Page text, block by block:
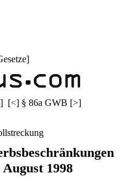
]
] [<] § 86a GWB [>]
1998